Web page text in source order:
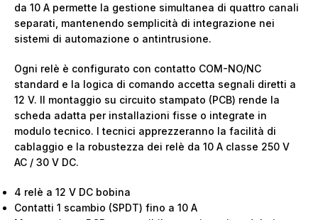
da 10 A permette la gestione simultanea di quattro canali
separati, mantenendo semplicità di integrazione nei
sistemi di automazione o antintrusione.
Ogni relè è configurato con contatto COM-NO/NC
standard e la logica di comando accetta segnali diretti a
12 V. Il montaggio su circuito stampato (PCB) rende la
scheda adatta per installazioni fisse o integrate in
modulo tecnico. I tecnici apprezzeranno la facilità di
cablaggio e la robustezza dei relè da 10 A classe 250 V
AC / 30 V DC.
4 relè a 12 V DC bobina
Contatti 1 scambio (SPDT) fino a 10 A